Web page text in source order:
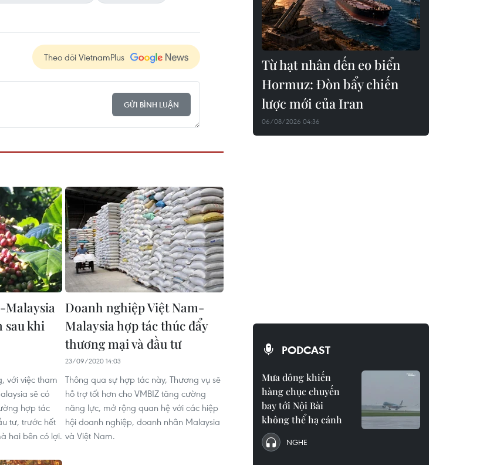
Theo dõi VietnamPlus
GỬI BÌNH LUẬN
Malaysia
sau khi
với việc tham
sẽ có
hợp tác
tư, trước hết
hai bên có lợi.
Doanh nghiệp Việt Nam-
Malaysia hợp tác thúc đẩy
thương mại và đầu tư
23/09/2020 14:03
Thông qua sự hợp tác này, Thương vụ sẽ
hỗ trợ tốt hơn cho VMBIZ tăng cường
năng lực, mở rộng quan hệ với các hiệp
hội doanh nghiệp, doanh nhân Malaysia
và Việt Nam.
Từ hạt nhân đến eo biển
Hormuz: Đòn bẩy chiến
lược mới của Iran
06/08/2026 04:36
PODCAST
Mưa dông khiến
hàng chục chuyến
bay tới Nội Bài
không thể hạ cánh
NGHE